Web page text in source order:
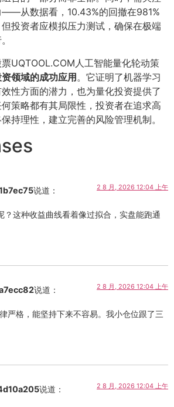
——从数据看，10.43%的回撤在981%
投资者应模拟压力测试，确保在极端
UQTOOL.COM人工智能量化轮动策
领域的成功应用。它证明了机器学习
性方面的潜力，也为量化投资提供了
策略都有其局限性，投资者在追求高
持理性，建立完善的风险管理机制。
说道： 2 8 月, 2026 12:04 上午
？这种收益曲线看着像过拟合，实盘能跑通
说道： 2 8 月, 2026 12:04 上午
严格，能坚持下来不容易。我小仓位跟了三
说道： 2 8 月, 2026 12:04 上午